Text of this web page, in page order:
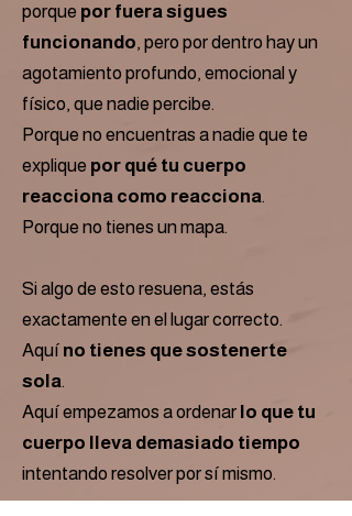
porque por fuera sigues
funcionando, pero por dentro hay un
agotamiento profundo, emocional y
físico, que nadie percibe.
Porque no encuentras a nadie que te
explique por qué tu cuerpo
reacciona como reacciona.
Porque no tienes un mapa.
Si algo de esto resuena, estás
exactamente en el lugar correcto.
Aquí no tienes que sostenerte
sola.
Aquí empezamos a ordenar lo que tu
cuerpo lleva demasiado tiempo
intentando resolver por sí mismo.